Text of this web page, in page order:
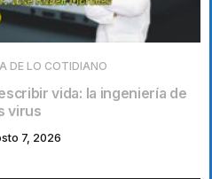
DE LO COTIDIANO
vida: la ingeniería de
virus
7, 2026